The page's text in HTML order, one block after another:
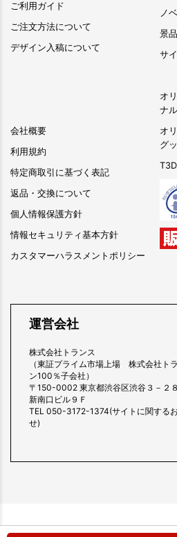
ご利用ガイド
ご注文方法について
デザイン入稿について
会社概要
利用規約
特定商取引に基づく表記
返品・交換について
個人情報保護方針
情報セキュリティ基本方針
カスタマーハラスメントポリシー
ノ
景
サ
オ
ナ
オ
グ
運営会社
株式会社トランス
（東証プライム市場上場 株式会社ト
ン100％子会社）
〒150-0002 東京都渋谷区渋谷３－２
新南口ビル９Ｆ
TEL 050-3172-1374(サイトに関する
せ)